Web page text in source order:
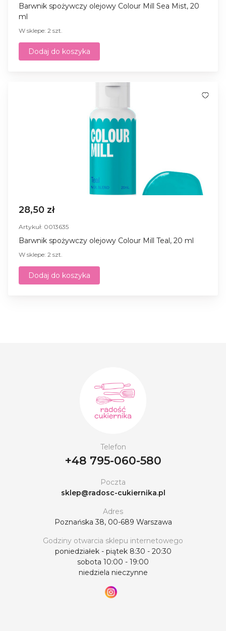
Barwnik spożywczy olejowy Colour Mill Sea Mist, 20
ml
W sklepe: 2 szt.
Dodaj do koszyka
28,50 zł
Artykuł: 0013635
Barwnik spożywczy olejowy Colour Mill Teal, 20 ml
W sklepe: 2 szt.
Dodaj do koszyka
Telefon
+48 795-060-580
Poczta
sklep@radosc-cukiernika.pl
Adres
Poznańska 38, 00-689 Warszawa
Godziny otwarcia sklepu internetowego
poniedziałek - piątek 8:30 - 20:30
sobota 10:00 - 19:00
niedziela nieczynne